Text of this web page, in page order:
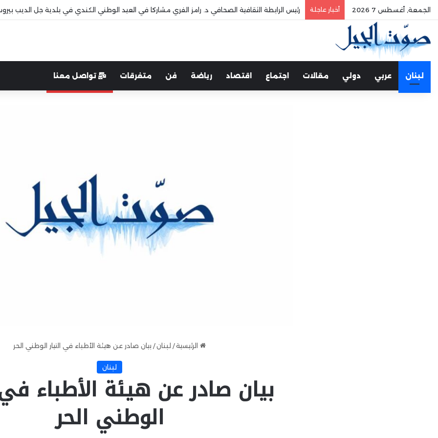
الجمعة, أغسطس 7 2026 أخبار عاجلة الفري يستقبل نقيب موظفي قاديشا
لبنان عربي دولي مقالات اجتماع اقتصاد رياضة فن متفرقات تواصل معنا
الرئيسية/ لبنان/ بيان صادر عن هيئة الأطباء في التيار الوطني الحر
لبنان
بيان صادر عن هيئة الأطباء في
الوطني الحر